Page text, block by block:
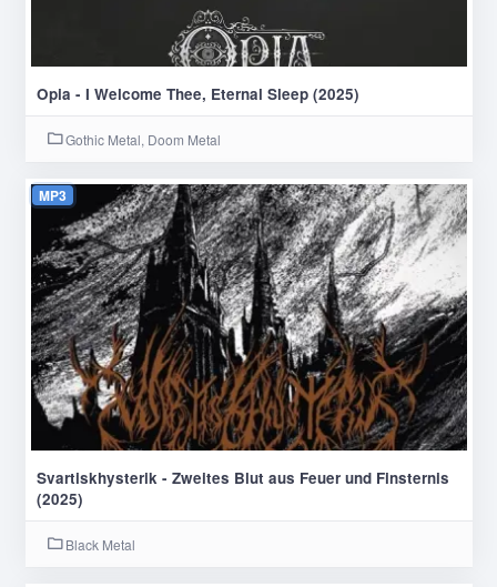
Opia - I Welcome Thee, Eternal Sleep (2025)
Gothic Metal, Doom Metal
MP3
Svartiskhysterik - Zweites Blut aus Feuer und Finsternis
(2025)
Black Metal